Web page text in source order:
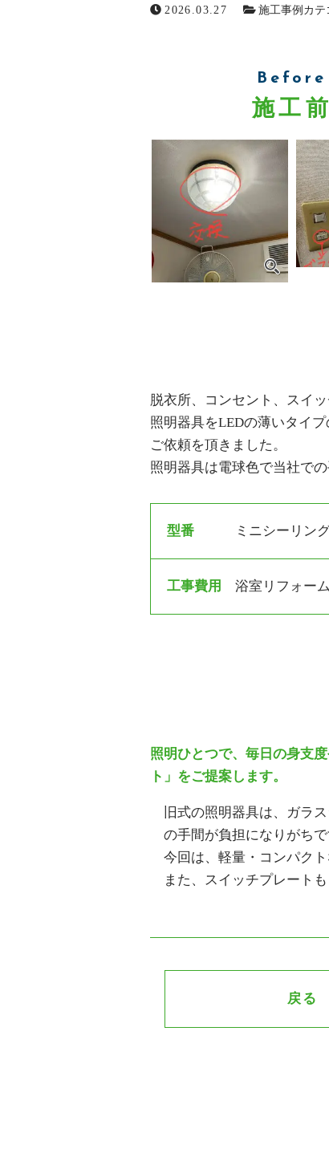
2026.03.27 施工事例カテ
Before
施工前
脱衣所、コンセント、スイ
照明器具をLEDの薄いタイ
ご依頼を頂きました。
照明器具は電球色で当社で
型番 ミニシーリン
工事費用 浴室リフォー
照明ひとつで、毎日の身支
ト」をご提案します。
旧式の照明器具は、ガラ
の手間が負担になりがちで
今回は、軽量・コンパク
また、スイッチプレート
戻る